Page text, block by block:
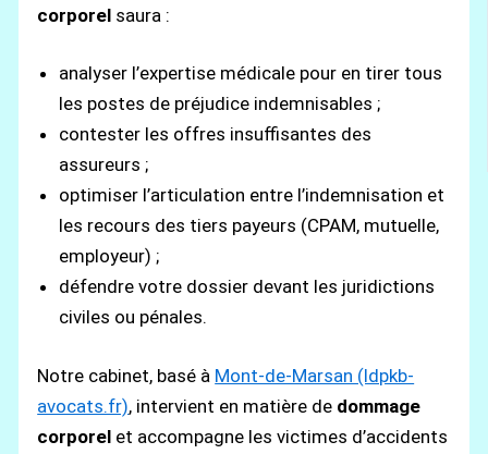
corporel saura :
analyser l’expertise médicale pour en tirer tous
les postes de préjudice indemnisables ;
contester les offres insuffisantes des
assureurs ;
optimiser l’articulation entre l’indemnisation et
les recours des tiers payeurs (CPAM, mutuelle,
employeur) ;
défendre votre dossier devant les juridictions
civiles ou pénales.
Notre cabinet, basé à Mont-de-Marsan (ldpkb-
avocats.fr), intervient en matière de dommage
corporel et accompagne les victimes d’accidents